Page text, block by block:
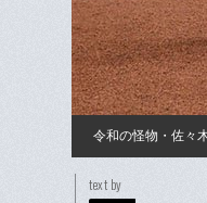
令和の怪物・佐々
text by